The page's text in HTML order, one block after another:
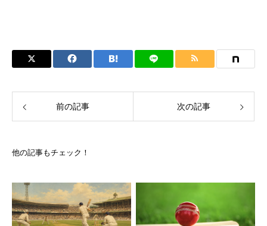
前の記事 次の記事
他の記事もチェック！